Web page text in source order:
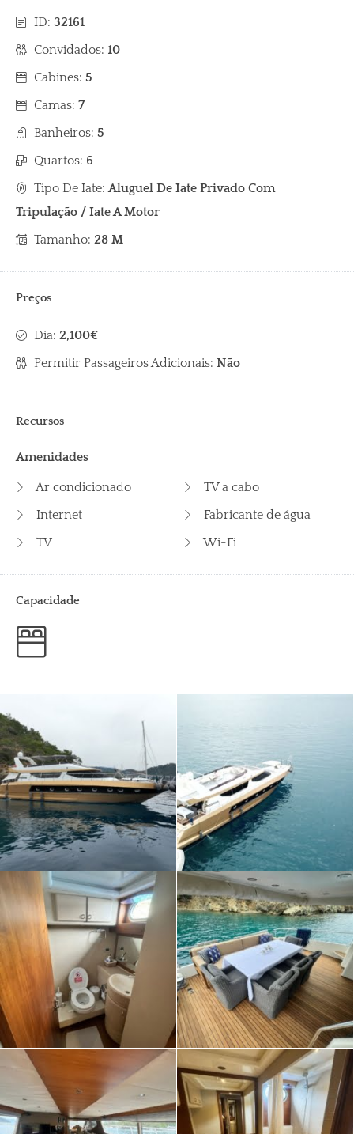
ID: 32161
Convidados: 10
Cabines: 5
Camas: 7
Banheiros: 5
Quartos: 6
Tipo De Iate:Aluguel De Iate Privado Com
Tripulação / Iate A Motor
Tamanho: 28 M
Preços
Dia: 2,100€
Permitir Passageiros Adicionais: Não
Recursos
Amenidades
Ar condicionado
Internet
TV
TV a cabo
Fabricante de água
Wi-Fi
Capacidade